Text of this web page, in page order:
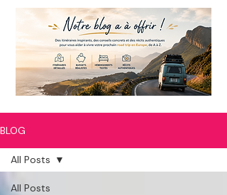
BLOG
All Posts
All Posts